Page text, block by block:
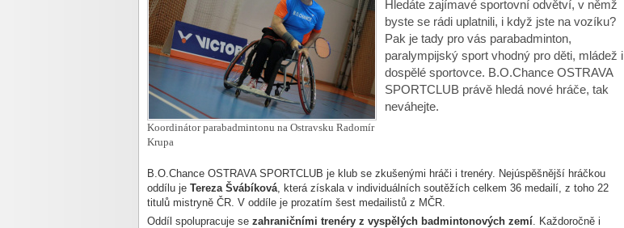
Koordinátor parabadmintonu na Ostravsku Radomír
Krupa
Hledáte zajímavé sportovní odvětví, v němž
byste se rádi uplatnili, i když jste na vozíku?
Pak je tady pro vás parabadminton,
paralympijský sport vhodný pro děti, mládež i
dospělé sportovce. B.O.Chance OSTRAVA
SPORTCLUB právě hledá nové hráče, tak
neváhejte.
B.O.Chance OSTRAVA SPORTCLUB je klub se zkušenými hráči i trenéry. Nejúspěšnější hráčkou
oddílu je Tereza Švábíková, která získala v individuálních soutěžích celkem 36 medailí, z toho 22
titulů mistryně ČR. V oddíle je prozatím šest medailistů z MČR.
Oddíl spolupracuje se zahraničními trenéry z vyspělých badmintonových zemí. Každoročně i